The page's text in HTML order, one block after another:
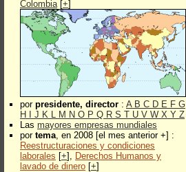
Colombia[+]
por presidente, director : A B C D E F G
H
J K L M N O P Q R S T U V W X Y Z
Las mayores empresas mundiales
por tema, en 2008 [el mes anterior +] :
Reestructuraciones y condiciones
laborales [+], Derechos Humanos y
lavado de dinero [+]